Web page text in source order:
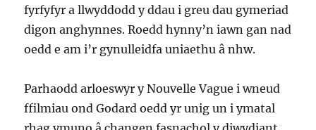
fyrfyfyr a llwyddodd y ddau i greu dau gymeriad
digon anghynnes. Roedd hynny’n iawn gan nad
oedd e am i’r gynulleidfa uniaethu â nhw.
Parhaodd arloeswyr y Nouvelle Vague i wneud
ffilmiau ond Godard oedd yr unig un i ymatal